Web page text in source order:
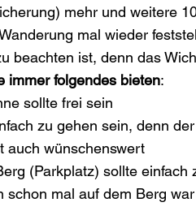
mehr und weitere
mal wieder
beachten ist, denn das
immer folgendes bieten:
sollte frei sein
zu gehen sein, denn
auch wünschenswert
(Parkplatz) sollte einfach
schon mal auf dem Berg